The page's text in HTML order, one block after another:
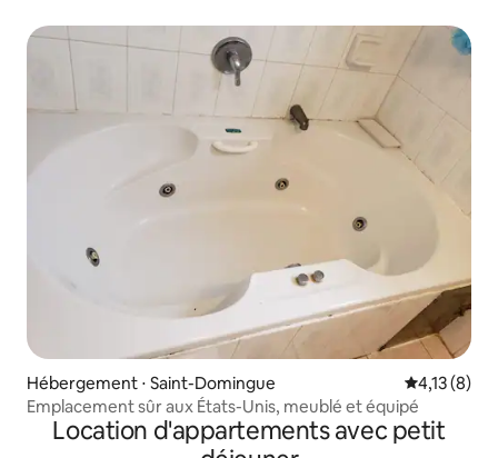
Hébergement ⋅ Saint-Domingue Évaluation
4,13 (8)
Emplacement sûr aux États-Unis, meublé et équipé
Location d'appartements avec petit